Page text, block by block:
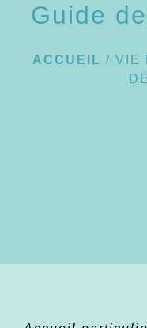
Guide
ACCUEIL / VIE